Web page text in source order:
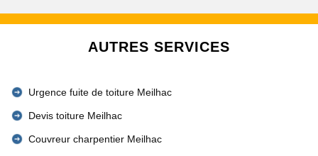
AUTRES SERVICES
Urgence fuite de toiture Meilhac
Devis toiture Meilhac
Couvreur charpentier Meilhac